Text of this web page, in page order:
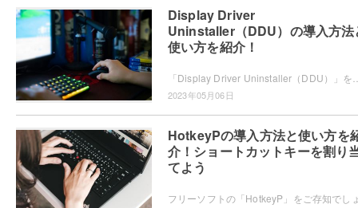
Display Driver
Uninstaller（DDU）の導入方法
使い方を紹介！
2023年05月06日
HotkeyPの導入方法と使い方を
介！ショートカットキーを割り
てよう